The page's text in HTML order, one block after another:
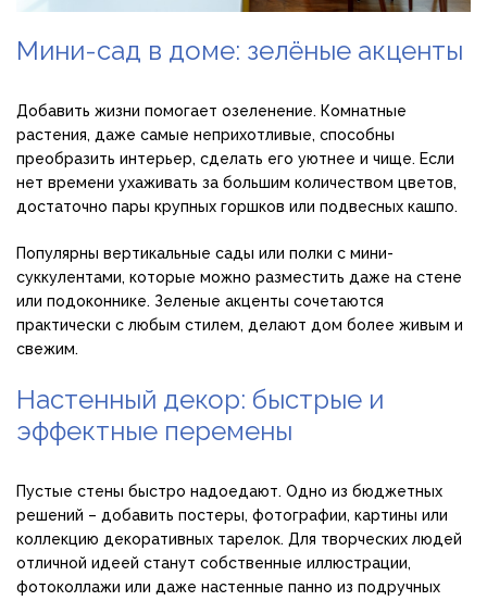
Мини-сад в доме: зелёные акценты
Добавить жизни помогает озеленение. Комнатные
растения, даже самые неприхотливые, способны
преобразить интерьер, сделать его уютнее и чище. Если
нет времени ухаживать за большим количеством цветов,
достаточно пары крупных горшков или подвесных кашпо.
Популярны вертикальные сады или полки с мини-
суккулентами, которые можно разместить даже на стене
или подоконнике. Зеленые акценты сочетаются
практически с любым стилем, делают дом более живым и
свежим.
Настенный декор: быстрые и
эффектные перемены
Пустые стены быстро надоедают. Одно из бюджетных
решений – добавить постеры, фотографии, картины или
коллекцию декоративных тарелок. Для творческих людей
отличной идеей станут собственные иллюстрации,
фотоколлажи или даже настенные панно из подручных